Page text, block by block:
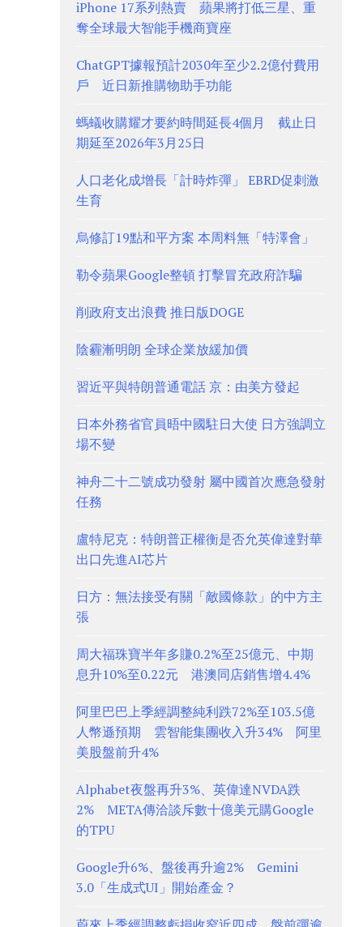
iPhone 17系列熱賣 蘋果將打低三星、重
奪全球最大智能手機商寶座
ChatGPT據報預計2030年至少2.2億付費用
戶 近日新推購物助手功能
螞蟻收購耀才要約時間延長4個月 截止日
期延至2026年3月25日
人口老化成增長「計時炸彈」 EBRD促刺激
生育
烏修訂19點和平方案 本周料無「特澤會」
勒令蘋果Google整頓 打擊冒充政府詐騙
削政府支出浪費 推日版DOGE
陰霾漸明朗 全球企業放緩加價
習近平與特朗普通電話 京：由美方發起
日本外務省官員晤中國駐日大使 日方強調立
場不變
神舟二十二號成功發射 屬中國首次應急發射
任務
盧特尼克：特朗普正權衡是否允英偉達對華
出口先進AI芯片
日方：無法接受有關「敵國條款」的中方主
張
周大福珠寶半年多賺0.2%至25億元、中期
息升10%至0.22元 港澳同店銷售增4.4%
阿里巴巴上季經調整純利跌72%至103.5億
人幣遜預期 雲智能集團收入升34% 阿里
美股盤前升4%
Alphabet夜盤再升3%、英偉達NVDA跌
2% META傳洽談斥數十億美元購Google
的TPU
Google升6%、盤後再升逾2% Gemini
3.0「生成式UI」開始產金？